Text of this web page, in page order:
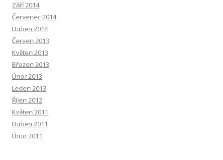
Září 2014
Červenec 2014
Duben 2014
Červen 2013
Květen 2013
Březen 2013
Únor 2013
Leden 2013
Říjen 2012
Květen 2011
Duben 2011
Únor 2011